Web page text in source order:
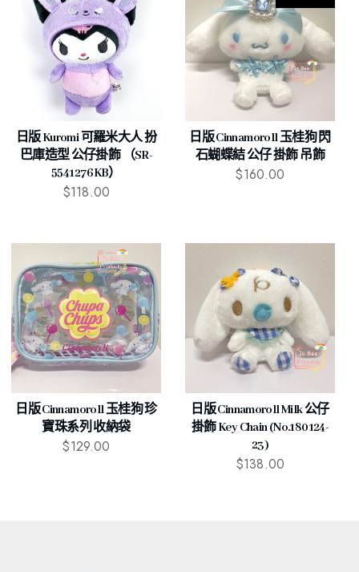
日版 Kuromi 可羅米大人 扮
巴庫造型 公仔掛飾 （SR-
5541276KB）
$118.00
日版 Cinnamoroll 玉桂狗 閃
石蝴蝶結 公仔 掛飾 吊飾
$160.00
日版 Cinnamoroll 玉桂狗 珍
寶珠系列 收納袋
$129.00
日版 Cinnamoroll Milk 公仔
掛飾 Key Chain (No.180124-
23)
$138.00